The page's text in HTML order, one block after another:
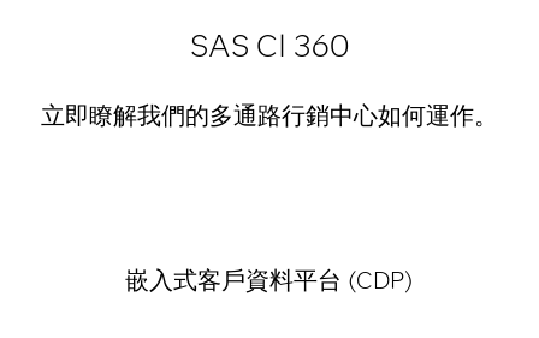
SAS CI 360
立即瞭解我們的多通路行銷中心如何運作。
嵌入式客戶資料平台 (CDP)